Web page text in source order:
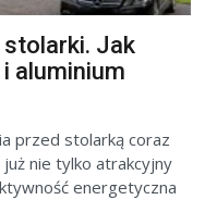
stolarki. Jak
i aluminium
przed stolarką coraz
nie tylko atrakcyjny
energetyczna